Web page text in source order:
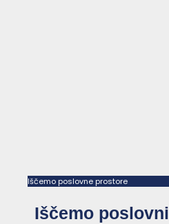
Iščemo poslovne prostore
Iščemo